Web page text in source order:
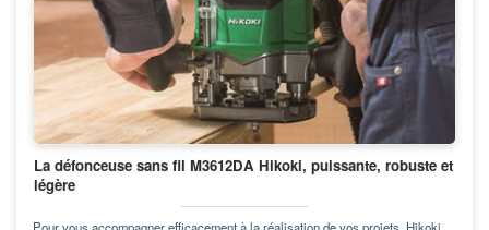
La défonceuse sans fil M3612DA Hikoki, puissante, robuste et
légère